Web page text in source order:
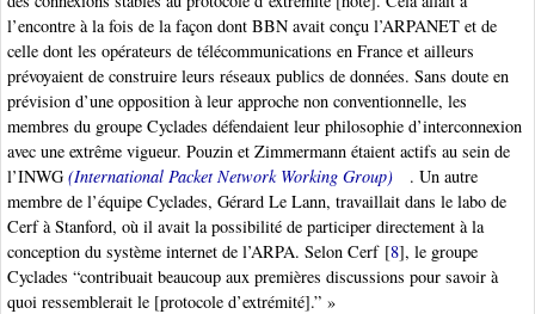
l’encontre à la fois de la façon dont BBN avait conçu l’ARPANET et de
celle dont les opérateurs de télécommunications en France et ailleurs
prévoyaient de construire leurs réseaux publics de données. Sans doute en
prévision d’une opposition à leur approche non conventionnelle, les
membres du groupe Cyclades défendaient leur philosophie d’interconnexion
avec une extrême vigueur. Pouzin et Zimmermann étaient actifs au sein de
l’INWG (International Packet Network Working Group)
. Un autre
membre de l’équipe Cyclades, Gérard Le Lann, travaillait dans le labo de
Cerf à Stanford, où il avait la possibilité de participer directement à la
conception du système internet de l’ARPA. Selon Cerf[8], le groupe
Cyclades “contribuait beaucoup aux premières discussions pour savoir à
quoi ressemblerait le [protocole d’extrémité].” »